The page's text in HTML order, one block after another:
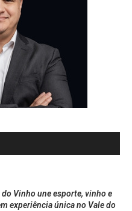
do Vinho une esporte, vinho e
experiência única no Vale do